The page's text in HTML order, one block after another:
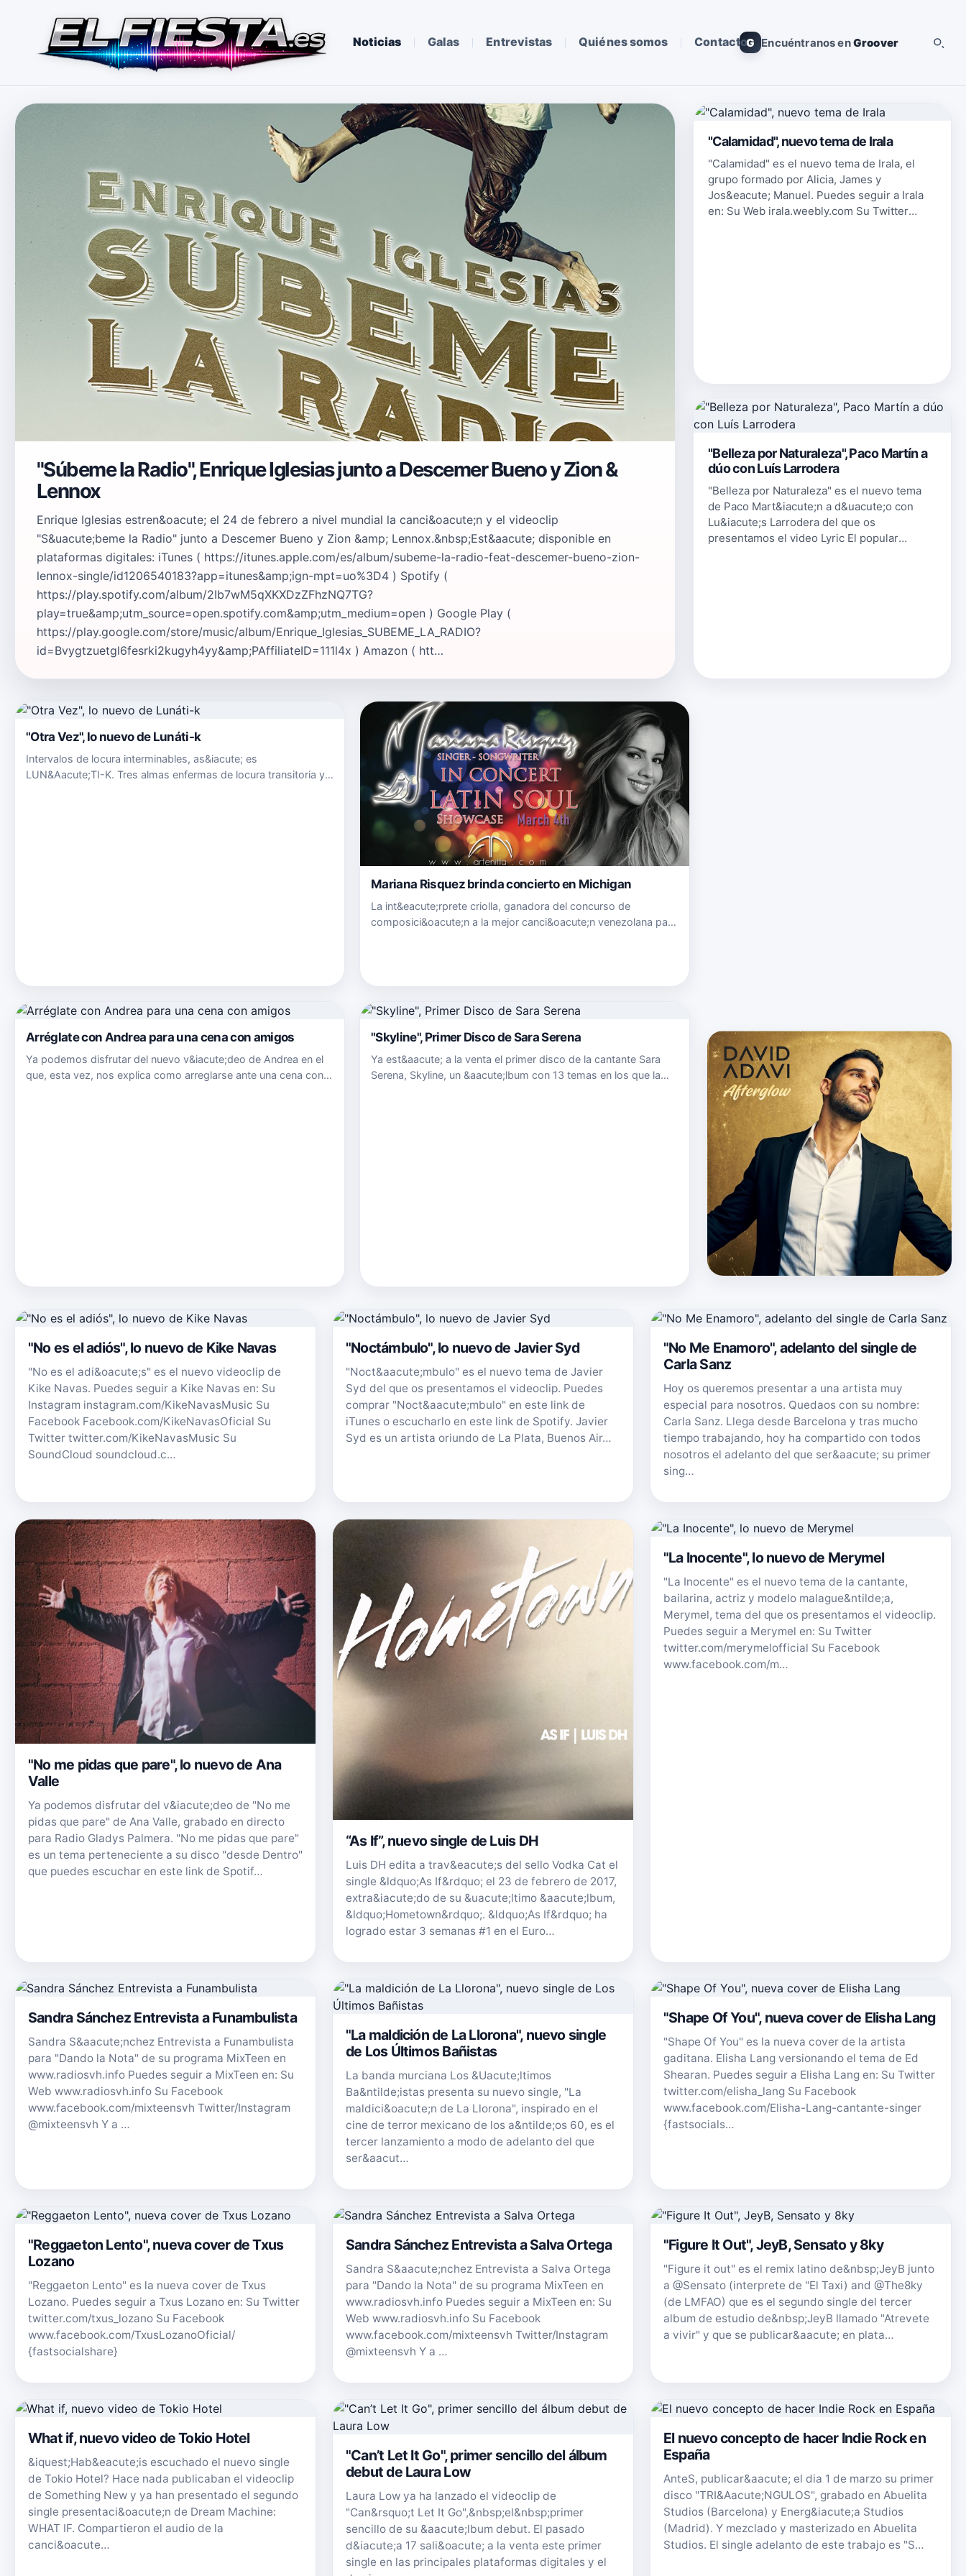
Noticias Galas Entrevistas Quiénes somos ContactoG Encuéntranos enGroover
"Súbeme la Radio", Enrique Iglesias junto a Descemer Bueno y Zion &
Lennox
Enrique Iglesias estren&oacute; el 24 de febrero a nivel mundial la canci&oacute;n y el videoclip
"S&uacute;beme la Radio" junto a Descemer Bueno y Zion &amp; Lennox.&nbsp;Est&aacute; disponible en
plataformas digitales: iTunes ( https://itunes.apple.com/es/album/subeme-la-radio-feat-descemer-bueno-zion-
lennox-single/id1206540183?app=itunes&amp;ign-mpt=uo%3D4 ) Spotify (
https://play.spotify.com/album/2Ib7wM5qXKXDzZFhzNQ7TG?
play=true&amp;utm_source=open.spotify.com&amp;utm_medium=open ) Google Play (
https://play.google.com/store/music/album/Enrique_Iglesias_SUBEME_LA_RADIO?
id=Bvygtzuetgl6fesrki2kugyh4yy&amp;PAffiliateID=111l4x ) Amazon ( htt…
"Calamidad", nuevo tema de Irala
"Calamidad" es el nuevo tema de Irala, el
grupo formado por Alicia, James y
Jos&eacute; Manuel. Puedes seguir a Irala
en: Su Web irala.weebly.com Su Twitter
"Belleza por Naturaleza", Paco Martín a
dúo con Luís Larrodera
"Belleza por Naturaleza" es el nuevo tema
de Paco Mart&iacute;n a d&uacute;o con
Lu&iacute;s Larrodera del que os
presentamos el video Lyric El popular
"Otra Vez", lo nuevo de Lunáti-k
Intervalos de locura interminables, as&iacute; es
LUN&Aacute;TI-K. Tres almas enfermas de locura transitoria y
Mariana Risquez brinda concierto en Michigan
La int&eacute;rprete criolla, ganadora del concurso de
composici&oacute;n a la mejor canci&oacute;n venezolana para
Arréglate con Andrea para una cena con amigos
Ya podemos disfrutar del nuevo v&iacute;deo de Andrea en el
que, esta vez, nos explica como arreglarse ante una cena con
"Skyline", Primer Disco de Sara Serena
Ya est&aacute; a la venta el primer disco de la cantante Sara
Serena, Skyline, un &aacute;lbum con 13 temas en los que la
"No es el adiós", lo nuevo de Kike Navas
"No es el adi&oacute;s" es el nuevo videoclip de
Kike Navas. Puedes seguir a Kike Navas en: Su
Instagram instagram.com/KikeNavasMusic Su
Facebook Facebook.com/KikeNavasOficial Su
Twitter twitter.com/KikeNavasMusic Su
SoundCloud soundcloud.c…
"Noctámbulo", lo nuevo de Javier Syd
"Noct&aacute;mbulo" es el nuevo tema de Javier
Syd del que os presentamos el videoclip. Puedes
comprar "Noct&aacute;mbulo" en este link de
iTunes o escucharlo en este link de Spotify. Javier
Syd es un artista oriundo de La Plata, Buenos Air…
"No Me Enamoro", adelanto del single de
Carla Sanz
Hoy os queremos presentar a una artista muy
especial para nosotros. Quedaos con su nombre:
Carla Sanz. Llega desde Barcelona y tras mucho
tiempo trabajando, hoy ha compartido con todos
nosotros el adelanto del que ser&aacute; su primer
sing…
"No me pidas que pare", lo nuevo de Ana
Valle
Ya podemos disfrutar del v&iacute;deo de "No me
pidas que pare" de Ana Valle, grabado en directo
para Radio Gladys Palmera. "No me pidas que pare"
es un tema perteneciente a su disco "desde Dentro"
que puedes escuchar en este link de Spotif…
“As If”, nuevo single de Luis DH
Luis DH edita a trav&eacute;s del sello Vodka Cat el
single &ldquo;As If&rdquo; el 23 de febrero de 2017,
extra&iacute;do de su &uacute;ltimo &aacute;lbum,
&ldquo;Hometown&rdquo;. &ldquo;As If&rdquo; ha
logrado estar 3 semanas #1 en el Euro…
"La Inocente", lo nuevo de Merymel
"La Inocente" es el nuevo tema de la cantante,
bailarina, actriz y modelo malague&ntilde;a,
Merymel, tema del que os presentamos el videoclip.
Puedes seguir a Merymel en: Su Twitter
twitter.com/merymelofficial Su Facebook
www.facebook.com/m…
Sandra Sánchez Entrevista a Funambulista
Sandra S&aacute;nchez Entrevista a Funambulista
para "Dando la Nota" de su programa MixTeen en
www.radiosvh.info Puedes seguir a MixTeen en: Su
Web www.radiosvh.info Su Facebook
www.facebook.com/mixteensvh Twitter/Instagram
@mixteensvh Y a …
"La maldición de La Llorona", nuevo single
de Los Últimos Bañistas
La banda murciana Los &Uacute;ltimos
Ba&ntilde;istas presenta su nuevo single, "La
maldici&oacute;n de La Llorona", inspirado en el
cine de terror mexicano de los a&ntilde;os 60, es el
tercer lanzamiento a modo de adelanto del que
ser&aacut…
"Shape Of You", nueva cover de Elisha Lang
"Shape Of You" es la nueva cover de la artista
gaditana. Elisha Lang versionando el tema de Ed
Shearan. Puedes seguir a Elisha Lang en: Su Twitter
twitter.com/elisha_lang Su Facebook
www.facebook.com/Elisha-Lang-cantante-singer
{fastsocials…
"Reggaeton Lento", nueva cover de Txus
Lozano
"Reggaeton Lento" es la nueva cover de Txus
Lozano. Puedes seguir a Txus Lozano en: Su Twitter
twitter.com/txus_lozano Su Facebook
www.facebook.com/TxusLozanoOficial/
{fastsocialshare}
Sandra Sánchez Entrevista a Salva Ortega
Sandra S&aacute;nchez Entrevista a Salva Ortega
para "Dando la Nota" de su programa MixTeen en
www.radiosvh.info Puedes seguir a MixTeen en: Su
Web www.radiosvh.info Su Facebook
www.facebook.com/mixteensvh Twitter/Instagram
@mixteensvh Y a …
"Figure It Out", JeyB, Sensato y 8ky
"Figure it out" es el remix latino de&nbsp;JeyB junto
a @Sensato (interprete de "El Taxi) and @The8ky
(de LMFAO) que es el segundo single del tercer
album de estudio de&nbsp;JeyB llamado "Atrevete
a vivir" y que se publicar&aacute; en plata…
What if, nuevo video de Tokio Hotel
&iquest;Hab&eacute;is escuchado el nuevo single
de Tokio Hotel? Hace nada publicaban el videoclip
de Something New y ya han presentado el segundo
single presentaci&oacute;n de Dream Machine:
WHAT IF. Compartieron el audio de la
canci&oacute…
"Can’t Let It Go", primer sencillo del álbum
debut de Laura Low
Laura Low ya ha lanzado el videoclip de
"Can&rsquo;t Let It Go",&nbsp;el&nbsp;primer
sencillo de su &aacute;lbum debut. El pasado
d&iacute;a 17 sali&oacute; a la venta este primer
single en las principales plataformas digitales y el
El nuevo concepto de hacer Indie Rock en
España
AnteS, publicar&aacute; el dia 1 de marzo su primer
disco "TRI&Aacute;NGULOS", grabado en Abuelita
Studios (Barcelona) y Energ&iacute;a Studios
(Madrid). Y mezclado y masterizado en Abuelita
Studios. El single adelanto de este trabajo es "S…